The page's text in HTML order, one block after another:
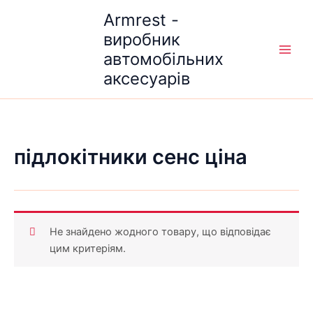
Armrest -
виробник
автомобільних
аксесуарів
підлокітники сенс ціна
Не знайдено жодного товару, що відповідає
цим критеріям.